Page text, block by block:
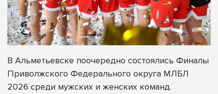
В Альметьевске поочередно состоялись Финалы
Приволжского Федерального округа МЛБЛ
2026 среди мужских и женских команд.